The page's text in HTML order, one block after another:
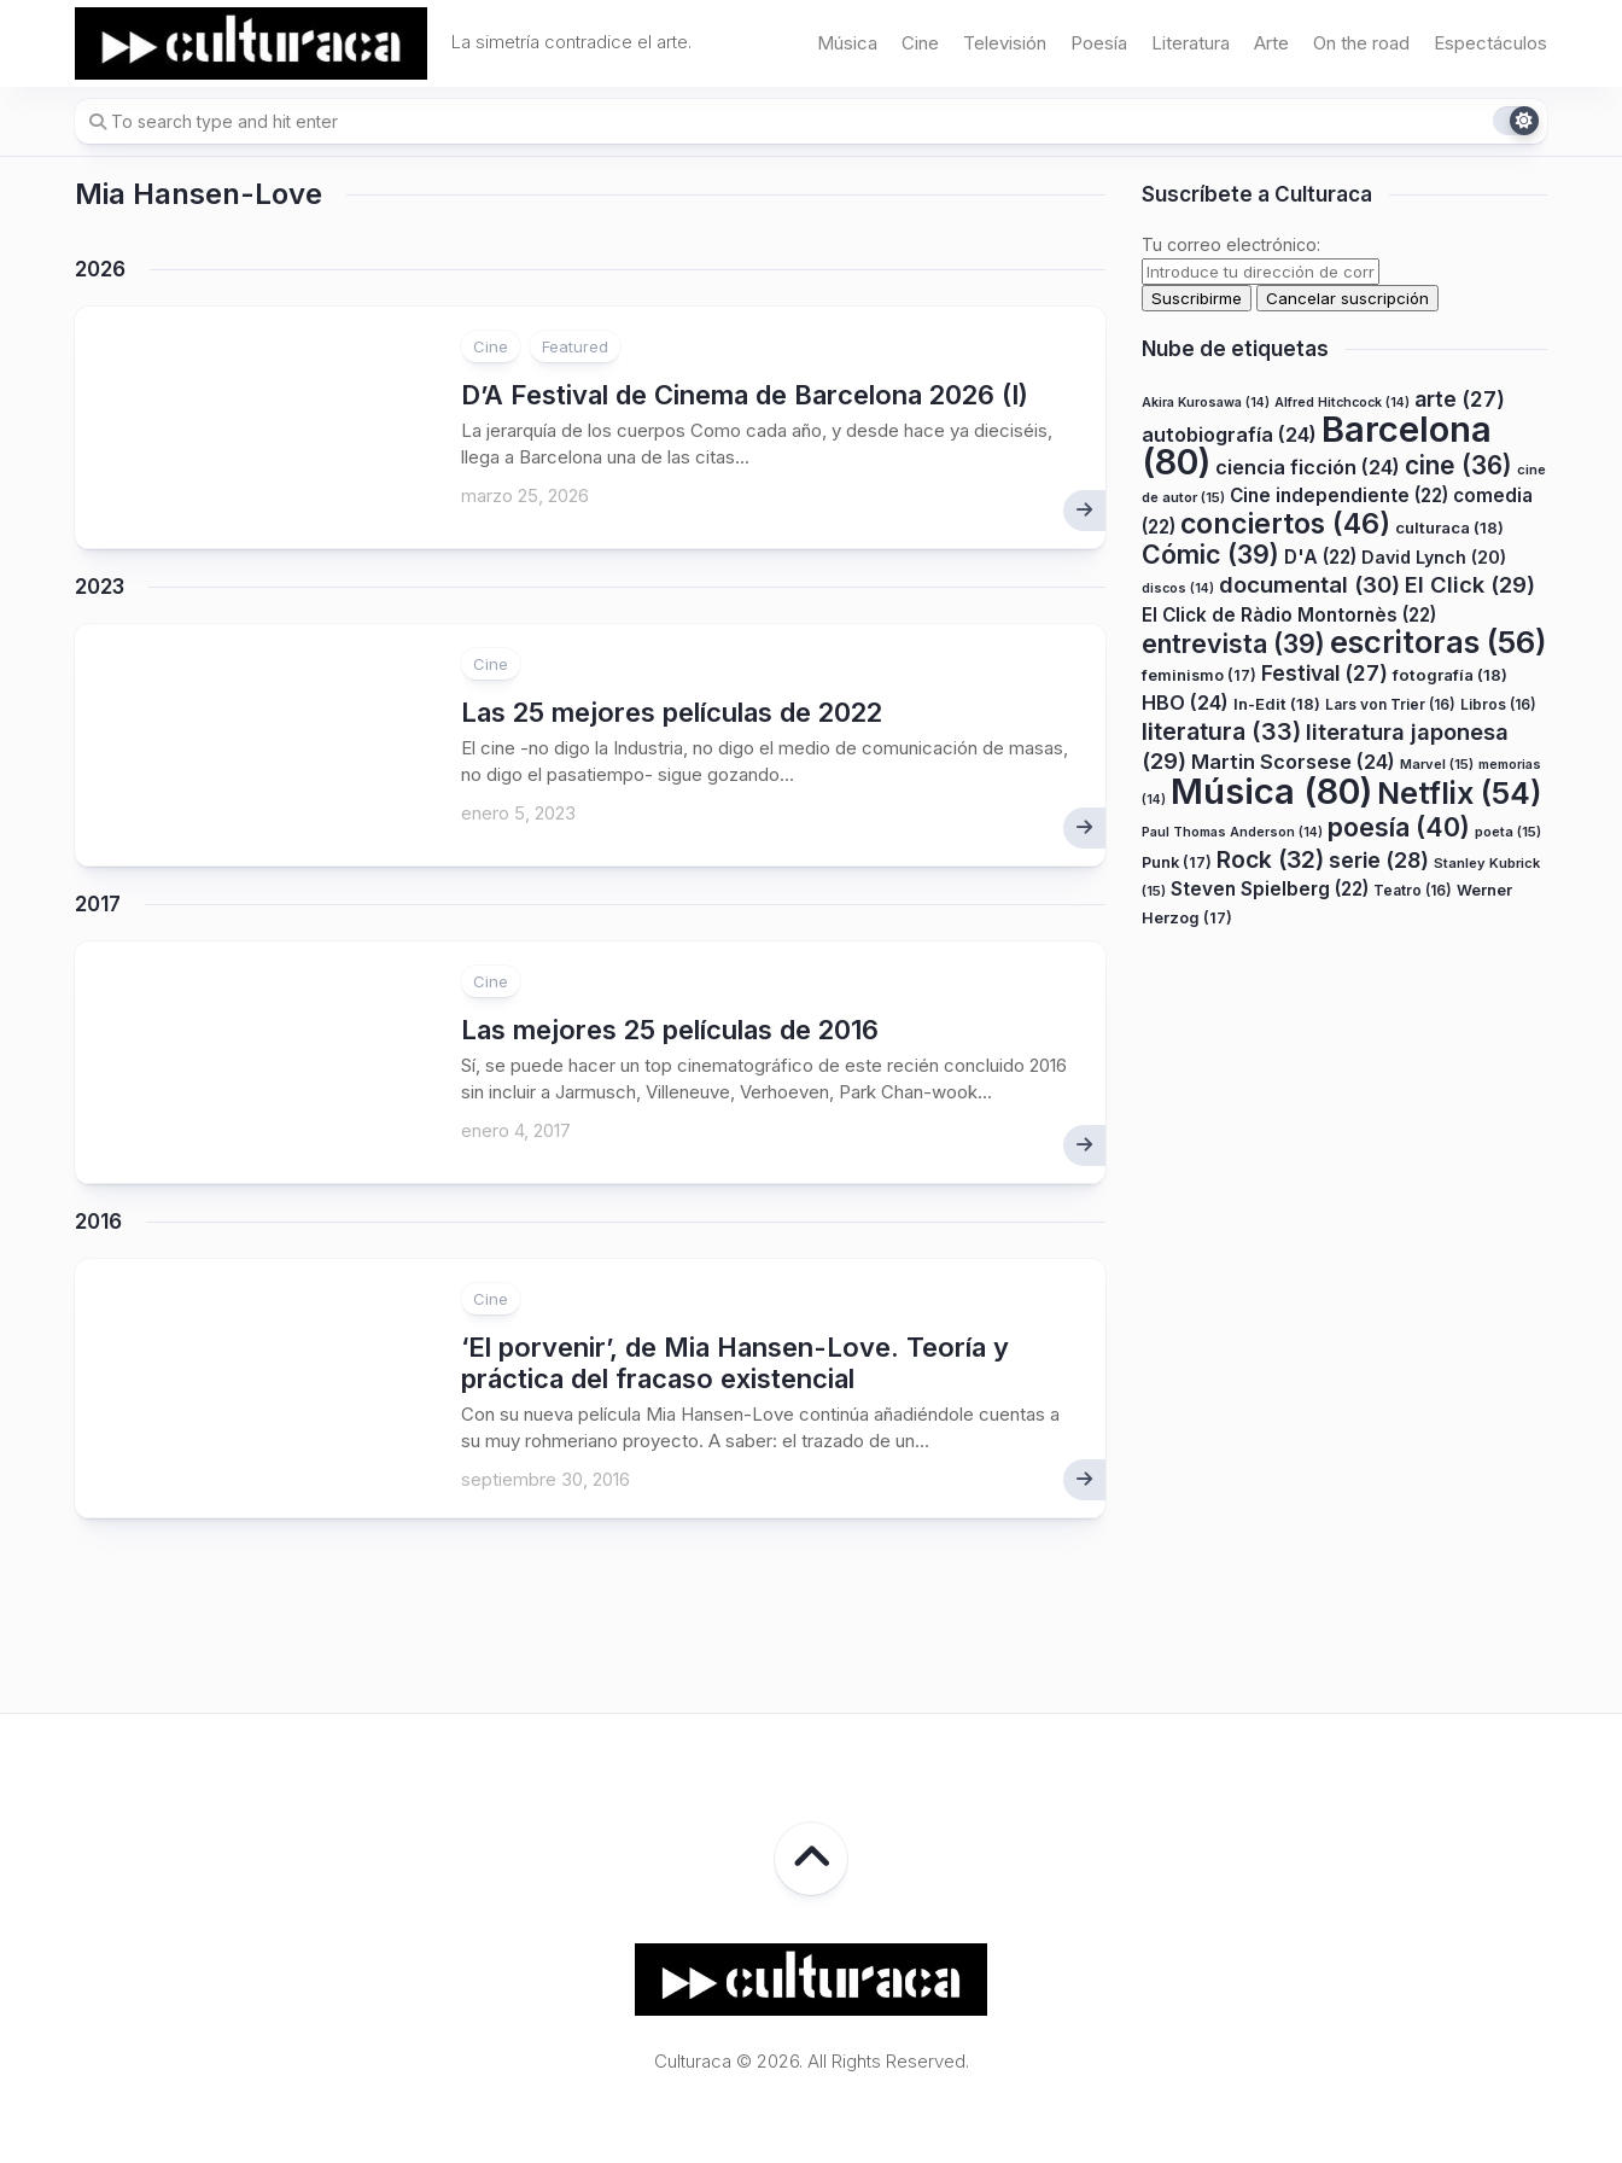
La simetría contradice el arte. Música Cine Televisión Poesía Literatura Arte On the road Espectáculos
Mia Hansen-Love
2026
Cine Featured
D’A Festival de Cinema de Barcelona 2026 (I)
La jerarquía de los cuerpos Como cada año, y desde hace ya dieciséis,
llega a Barcelona una de las citas...
marzo 25, 2026
2023
Cine
Las 25 mejores películas de 2022
El cine -no digo la Industria, no digo el medio de comunicación de masas,
no digo el pasatiempo- sigue gozando...
enero 5, 2023
2017
Cine
Las mejores 25 películas de 2016
Sí, se puede hacer un top cinematográfico de este recién concluido 2016
sin incluir a Jarmusch, Villeneuve, Verhoeven, Park Chan-wook...
enero 4, 2017
2016
Cine
‘El porvenir’, de Mia Hansen-Love. Teoría y
práctica del fracaso existencial
Con su nueva película Mia Hansen-Love continúa añadiéndole cuentas a
su muy rohmeriano proyecto. A saber: el trazado de un...
septiembre 30, 2016
Suscríbete a Culturaca
Tu correo electrónico:
Nube de etiquetas
Akira Kurosawa (14) Alfred Hitchcock (14) arte (27)
autobiografía (24) Barcelona
(80) ciencia ficción (24) cine (36) cine
de autor(15) Cine independiente (22) comedia
(22) conciertos (46) culturaca (18)
Cómic (39) D'A (22) David Lynch (20)
discos (14) documental (30) El Click (29)
El Click de Ràdio Montornès (22)
entrevista (39) escritoras (56)
feminismo (17) Festival (27) fotografía (18)
HBO (24) In-Edit (18) Lars von Trier (16) Libros (16)
literatura (33) literatura japonesa
(29) Martin Scorsese (24) Marvel (15) memorias
(14) Música (80) Netflix (54)
Paul Thomas Anderson (14) poesía (40) poeta (15)
Punk (17) Rock (32) serie (28) Stanley Kubrick
(15) Steven Spielberg (22) Teatro (16) Werner
Herzog (17)
Culturaca © 2026. All Rights Reserved.